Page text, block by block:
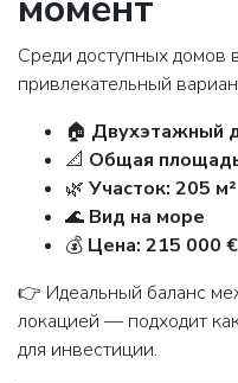
Среди доступных домов
привлекательный
🏠 Двухэтажный
📐 Общая
🌿 Участок: 205 м²
🌊 Вид на море
💰 Цена: 215 000 €
👉 Идеальный баланс
локацией — подходит
для инвестиции.